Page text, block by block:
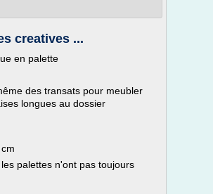
creatives ...
en palette
des transats pour meubler
longues au dossier
palettes n'ont pas toujours